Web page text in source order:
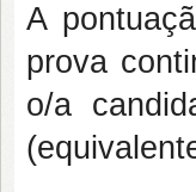
A
prova
o/a